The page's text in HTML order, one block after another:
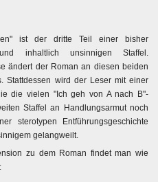
ist der dritte Teil einer bisher
und inhaltlich unsinnigen Staffel.
ändert der Roman an diesen beiden
Stattdessen wird der Leser mit einer
die vielen "Ich geh von A nach B"-
Staffel an Handlungsarmut noch
sterotypen Entführungsgeschichte
gelangweilt.
zu dem Roman findet man wie